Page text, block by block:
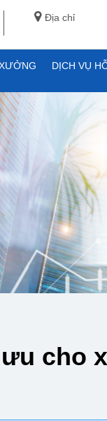
Địa chỉ
DỊCH VỤ
cho